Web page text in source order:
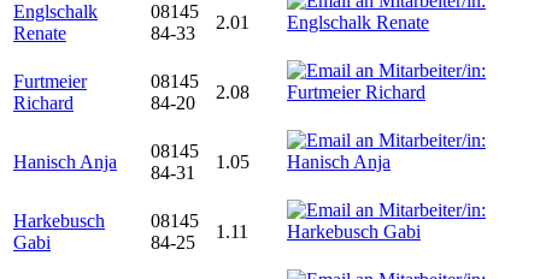
Englschalk
Renate
08145
84-33
2.01
Furtmeier
Richard
08145
84-20
2.08
Hanisch Anja
08145
84-31
1.05
Harkebusch
Gabi
08145
84-25
1.11